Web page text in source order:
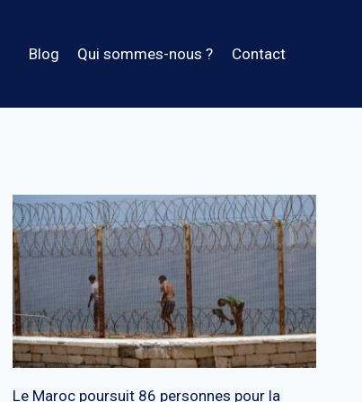
Blog Qui sommes-nous ? Contact
Le Maroc poursuit 86 personnes pour la